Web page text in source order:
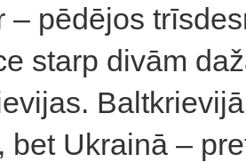
– pēdējos
starp divām
bet Ukrainā –